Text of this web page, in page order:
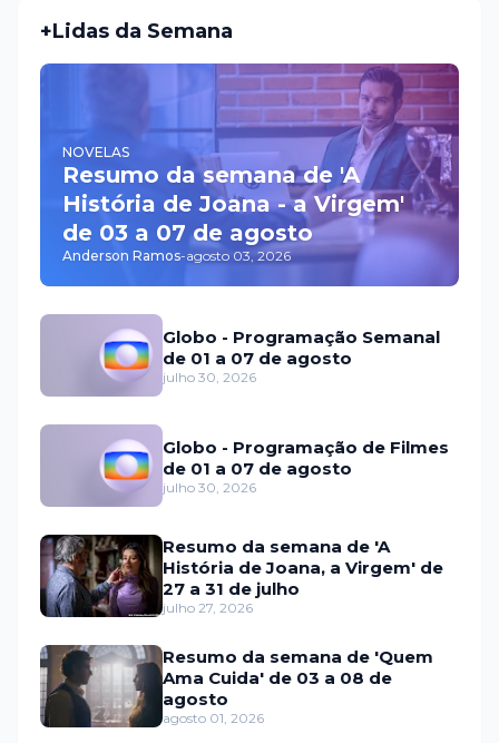
+Lidas da Semana
NOVELAS
Resumo da semana de 'A
História de Joana - a Virgem'
de 03 a 07 de agosto
Anderson Ramos-agosto 03, 2026
Globo - Programação Semanal
de 01 a 07 de agosto
julho 30, 2026
Globo - Programação de Filmes
de 01 a 07 de agosto
julho 30, 2026
Resumo da semana de 'A
História de Joana, a Virgem' de
27 a 31 de julho
julho 27, 2026
Resumo da semana de 'Quem
Ama Cuida' de 03 a 08 de
agosto
agosto 01, 2026